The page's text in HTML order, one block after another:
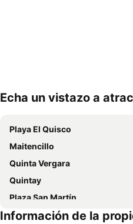
Echa un vistazo a
Playa El Quisco
Maitencillo
Quinta Vergara
Quintay
Plaza San Martín
Avenida Libertad
Información de la